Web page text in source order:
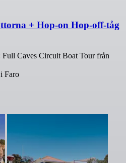
+ Hop-on Hop-off-tåg
Caves Circuit Boat Tour från
Faro